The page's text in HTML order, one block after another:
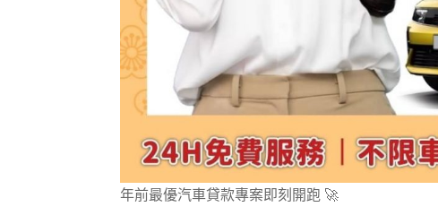
年前最優汽車貸款專案即刻開跑 🚀